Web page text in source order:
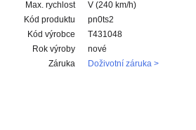
Max. rychlost
V (240 km/h)
Kód produktu
pn0ts2
Kód výrobce
T431048
Rok výroby
nové
Záruka
Doživotní záruka >